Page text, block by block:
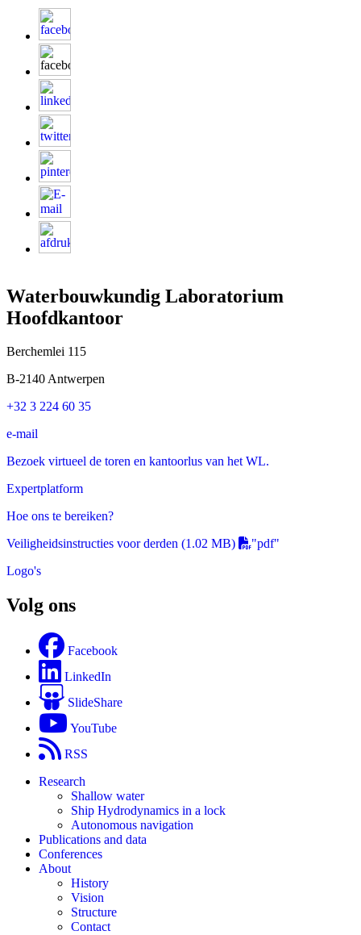
Waterbouwkundig Laboratorium
Hoofdkantoor
Berchemlei 115
B-2140 Antwerpen
+32 3 224 60 35
e-mail
Bezoek virtueel de toren en kantoorlus van het WL.
Expertplatform
Hoe ons te bereiken?
Veiligheidsinstructies voor derden (1.02 MB)
"pdf"
Logo's
Volg ons
Facebook
LinkedIn
SlideShare
YouTube
RSS
Research
Shallow water
Ship Hydrodynamics in a lock
Autonomous navigation
Publications and data
Conferences
About
History
Vision
Structure
Contact